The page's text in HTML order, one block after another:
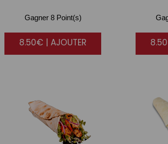
Gagner 8 Point(s)
8.50€ | AJOUTER